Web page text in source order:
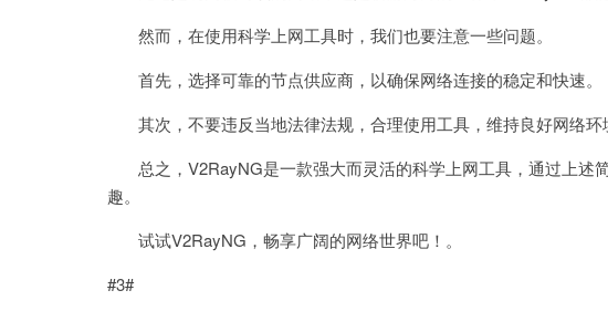
然而，在使用科学上网工具时，我们也要注意一些问题。
首先，选择可靠的节点供应商，以确保网络连接的稳定和快速。
其次，不要违反当地法律法规，合理使用工具，维持良好网络环
总之，V2RayNG是一款强大而灵活的科学上网工具，通过上述
趣。
试试V2RayNG，畅享广阔的网络世界吧！。
#3#